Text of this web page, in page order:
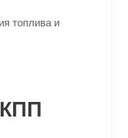
топлива и